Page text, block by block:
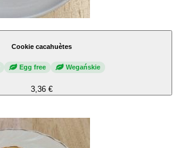
Cookie cacahuètes
Egg free
Wegańskie
3,36 €